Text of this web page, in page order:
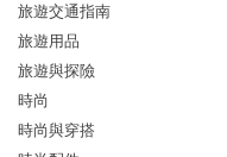
旅遊交通指南
旅遊用品
旅遊與探險
時尚
時尚與穿搭